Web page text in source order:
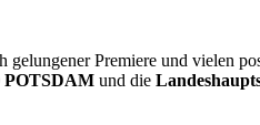
Premiere und vielen
POTSDAM und die